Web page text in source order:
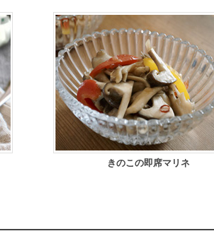
きのこの即席マリネ